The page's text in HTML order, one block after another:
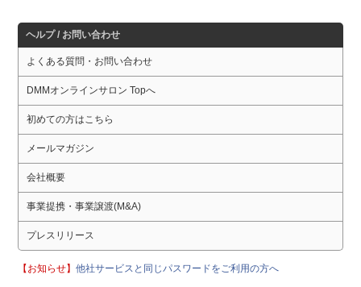
ヘルプ / お問い合わせ
よくある質問・お問い合わせ
DMMオンラインサロン Topへ
初めての方はこちら
メールマガジン
会社概要
事業提携・事業譲渡(M&A)
プレスリリース
【お知らせ】他社サービスと同じパスワードをご利用の方へ